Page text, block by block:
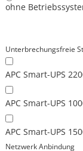
ohne
Unterbrechungsfreie
APC Smart-UPS
APC Smart-UPS
APC Smart-UPS
Netzwerk Anbindung